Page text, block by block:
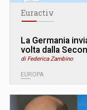
Euractiv
La Germania
volta dalla
di Federica Zambino
EUROPA